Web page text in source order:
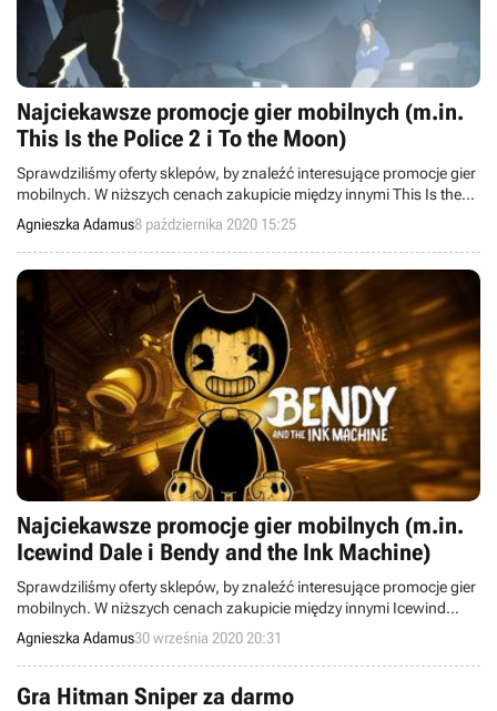
Najciekawsze promocje gier mobilnych (m.in.
This Is the Police 2 i To the Moon)
Sprawdziliśmy oferty sklepów, by znaleźć interesujące promocje gier
mobilnych. W niższych cenach zakupicie między innymi This Is the
Police 2, To the Moon oraz Harvest Moon: Light of Hope.
Agnieszka Adamus8 października 2020 15:25
Najciekawsze promocje gier mobilnych (m.in.
Icewind Dale i Bendy and the Ink Machine)
Sprawdziliśmy oferty sklepów, by znaleźć interesujące promocje gier
mobilnych. W niższych cenach zakupicie między innymi Icewind
Dale: Enhanced Edition, Bendy and the Ink Machine oraz Titan
Quest.
Agnieszka Adamus30 września 2020 20:31
Gra Hitman Sniper za darmo